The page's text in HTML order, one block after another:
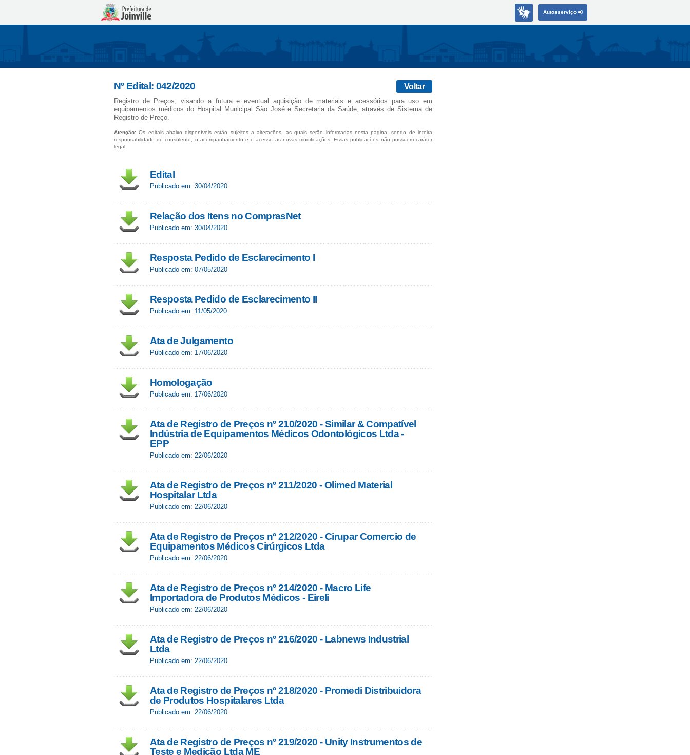
Autosserviço
Nº Edital: 042/2020 Voltar
Registro de Preços, visando a futura e eventual aquisição de materiais e acessórios para uso em
equipamentos médicos do Hospital Municipal São José e Secretaria da Saúde, através de Sistema de
Registro de Preço.
Atenção: Os editais abaixo disponíveis estão sujeitos a alterações, as quais serão informadas nesta página, sendo de inteira
responsabilidade do consulente, o acompanhamento e o acesso as novas modificações. Essas publicações não possuem caráter
legal.
Edital
Publicado em: 30/04/2020
Relação dos Itens no ComprasNet
Publicado em: 30/04/2020
Resposta Pedido de Esclarecimento I
Publicado em: 07/05/2020
Resposta Pedido de Esclarecimento II
Publicado em: 11/05/2020
Ata de Julgamento
Publicado em: 17/06/2020
Homologação
Publicado em: 17/06/2020
Ata de Registro de Preços nº 210/2020 - Similar & Compatível
Indústria de Equipamentos Médicos Odontológicos Ltda -
EPP
Publicado em: 22/06/2020
Ata de Registro de Preços nº 211/2020 - Olimed Material
Hospitalar Ltda
Publicado em: 22/06/2020
Ata de Registro de Preços nº 212/2020 - Cirupar Comercio de
Equipamentos Médicos Cirúrgicos Ltda
Publicado em: 22/06/2020
Ata de Registro de Preços nº 214/2020 - Macro Life
Importadora de Produtos Médicos - Eireli
Publicado em: 22/06/2020
Ata de Registro de Preços nº 216/2020 - Labnews Industrial
Ltda
Publicado em: 22/06/2020
Ata de Registro de Preços nº 218/2020 - Promedi Distribuidora
de Produtos Hospitalares Ltda
Publicado em: 22/06/2020
Ata de Registro de Preços nº 219/2020 - Unity Instrumentos de
Teste e Medição Ltda ME